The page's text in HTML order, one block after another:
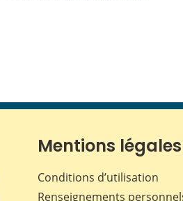
Mentions légales
Conditions d’utilisation
Renseignements